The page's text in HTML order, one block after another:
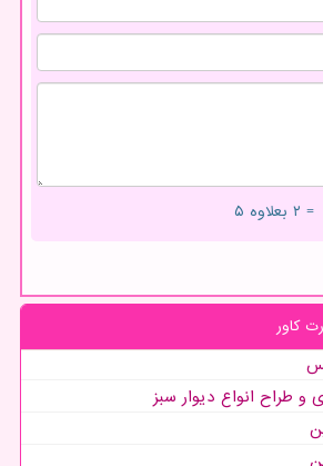
= ۲ بعلاوه ۵
كاور
طراح انواع دیوار سبز